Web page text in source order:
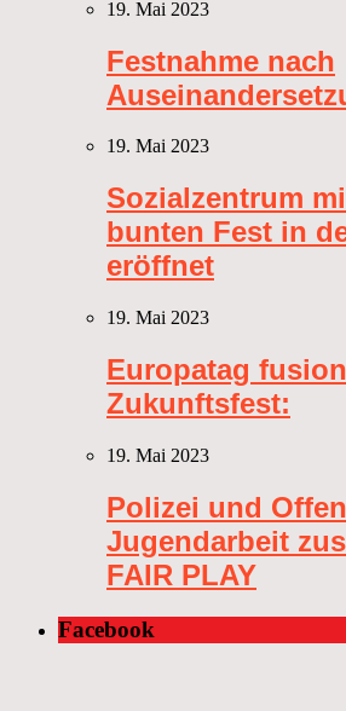
19. Mai 2023
Festnahme nach
19. Mai 2023
Sozialzentrum
bunten Fest in
eröffnet
19. Mai 2023
Europatag
Zukunftsfest:
19. Mai 2023
Polizei und
Jugendarbeit
FAIR PLAY
Facebook